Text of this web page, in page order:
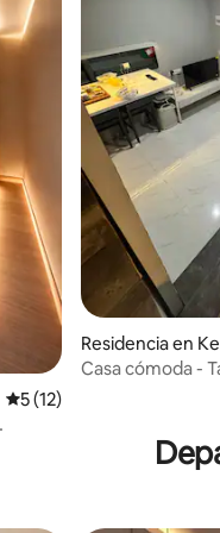
Calificación promedio: 5
5 (12)
Residencia en
angan
Casa cómoda -